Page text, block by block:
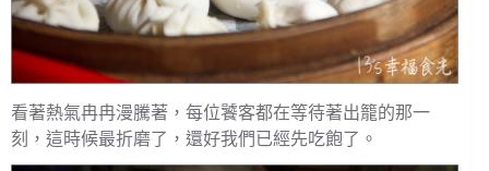
看著熱氣冉冉漫騰著，每位饕客都在等待著出籠的那一
刻，這時候最折磨了，還好我們已經先吃飽了。